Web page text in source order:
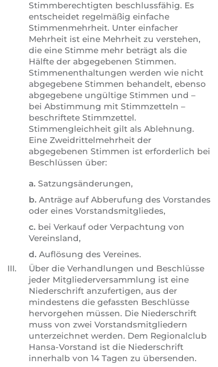
Stimmberechtigten beschlussfähig. Es
entscheidet regelmäßig einfache
Stimmenmehrheit. Unter einfacher
Mehrheit ist eine Mehrheit zu verstehen,
die eine Stimme mehr beträgt als die
Hälfte der abgegebenen Stimmen.
Stimmenenthaltungen werden wie nicht
abgegebene Stimmen behandelt, ebenso
abgegebene ungültige Stimmen und –
bei Abstimmung mit Stimmzetteln –
beschriftete Stimmzettel.
Stimmengleichheit gilt als Ablehnung.
Eine Zweidrittelmehrheit der
abgegebenen Stimmen ist erforderlich bei
Beschlüssen über:
a. Satzungsänderungen,
b. Anträge auf Abberufung des Vorstandes
oder eines Vorstandsmitgliedes,
c. bei Verkauf oder Verpachtung von
Vereinsland,
d. Auflösung des Vereines.
III.
Über die Verhandlungen und Beschlüsse
jeder Mitgliederversammlung ist eine
Niederschrift anzufertigen, aus der
mindestens die gefassten Beschlüsse
hervorgehen müssen. Die Niederschrift
muss von zwei Vorstandsmitgliedern
unterzeichnet werden. Dem Regionalclub
Hansa-Vorstand ist die Niederschrift
innerhalb von 14 Tagen zu übersenden.